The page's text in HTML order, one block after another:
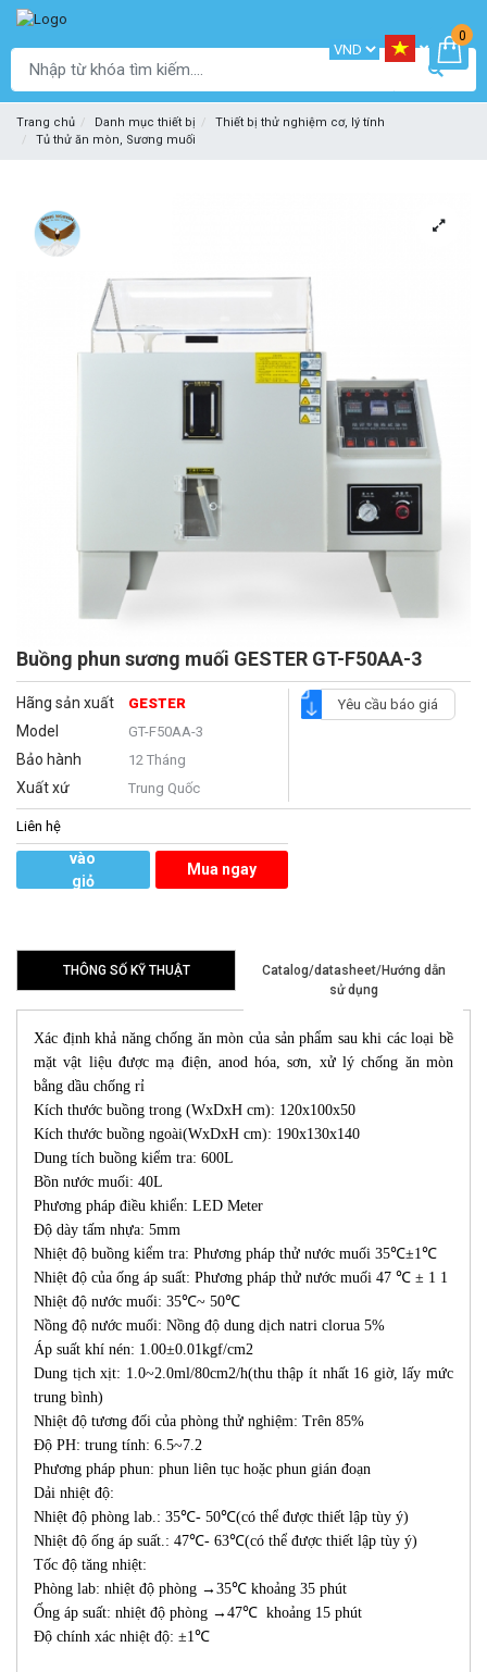
0
Trang chủ Danh mục thiết bị
Thiết bị thử nghiệm cơ, lý tính
Tủ thử ăn mòn, Sương muối
Buồng phun sương muối GESTER GT-F50AA-3
Hãng sản xuất GESTER
Model GT-F50AA-3
Bảo hành 12 Tháng
Xuất xứ Trung Quốc
Yêu cầu báo giá
Liên hệ
vào
giỏ
Mua ngay
THÔNG SỐ KỸ THUẬT
Catalog/datasheet/Hướng dẫn
sử dụng
Xác định khả năng chống ăn mòn của sản phẩm sau khi các loại bề
mặt vật liệu được mạ điện, anod hóa, sơn, xử lý chống ăn mòn
bằng dầu chống rỉ
Kích thước buồng trong (WxDxH cm): 120x100x50
Kích thước buồng ngoài(WxDxH cm): 190x130x140
Dung tích buồng kiểm tra: 600L
Bồn nước muối: 40L
Phương pháp điều khiển: LED Meter
Độ dày tấm nhựa: 5mm
Nhiệt độ buồng kiểm tra: Phương pháp thử nước muối 35℃±1℃
Nhiệt độ của ống áp suất: Phương pháp thử nước muối 47 ℃ ± 1 1
Nhiệt độ nước muối: 35℃~ 50℃
Nồng độ nước muối: Nồng độ dung dịch natri clorua 5%
Áp suất khí nén: 1.00±0.01kgf/cm2
Dung tịch xịt: 1.0~2.0ml/80cm2/h(thu thập ít nhất 16 giờ, lấy mức
trung bình)
Nhiệt độ tương đối của phòng thử nghiệm: Trên 85%
Độ PH: trung tính: 6.5~7.2
Phương pháp phun: phun liên tục hoặc phun gián đoạn
Dải nhiệt độ:
Nhiệt độ phòng lab.: 35℃- 50℃(có thể được thiết lập tùy ý)
Nhiệt độ ống áp suất.: 47℃- 63℃(có thể được thiết lập tùy ý)
Tốc độ tăng nhiệt:
Phòng lab: nhiệt độ phòng →35℃ khoảng 35 phút
Ống áp suất: nhiệt độ phòng →47℃ khoảng 15 phút
Độ chính xác nhiệt độ: ±1℃